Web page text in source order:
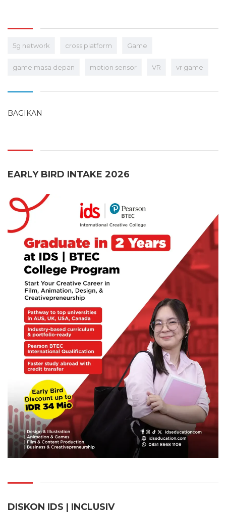
5g network cross platform Game
game masa depan motion sensor VR vr game
BAGIKAN
EARLY BIRD INTAKE 2026
DISKON IDS | INCLUSIV